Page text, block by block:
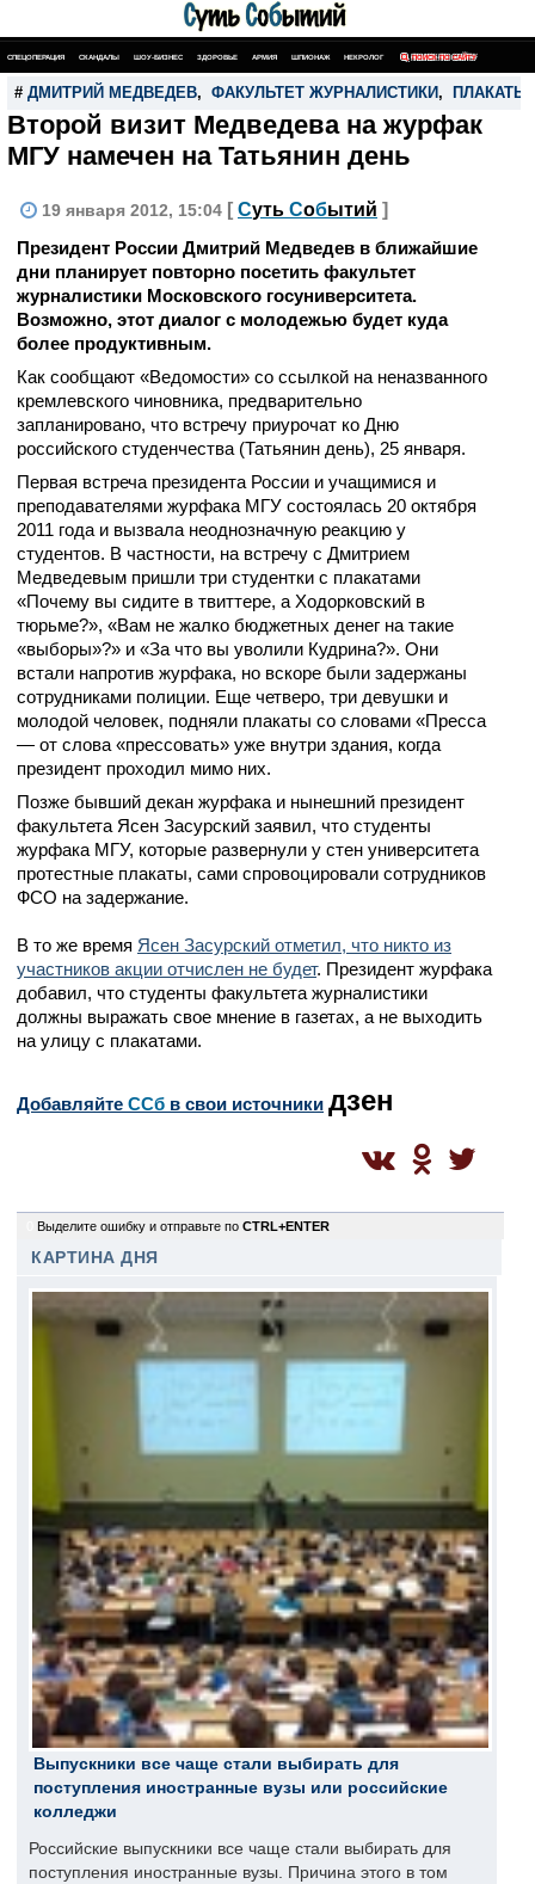
СПЕЦОПЕРАЦИЯ СКАНДАЛЫ ШОУ-БИЗНЕС ЗДОРОВЬЕ АРМИЯ ШПИОНАЖ НЕКРОЛОГ ПОИСК ПО САЙТУ
# ДМИТРИЙ МЕДВЕДЕВ, ФАКУЛЬТЕТ ЖУРНАЛИСТИКИ , ПЛАКАТЫ
Второй визит Медведева на журфак
МГУ намечен на Татьянин день
19 января 2012, 15:04 [ Суть Событий ]
Президент России Дмитрий Медведев в ближайшие
дни планирует повторно посетить факультет
журналистики Московского госуниверситета.
Возможно, этот диалог с молодежью будет куда
более продуктивным.
Как сообщают «Ведомости» со ссылкой на неназванного
кремлевского чиновника, предварительно
запланировано, что встречу приурочат ко Дню
российского студенчества (Татьянин день), 25 января.
Первая встреча президента России и учащимися и
преподавателями журфака МГУ состоялась 20 октября
2011 года и вызвала неоднозначную реакцию у
студентов. В частности, на встречу с Дмитрием
Медведевым пришли три студентки с плакатами
«Почему вы сидите в твиттере, а Ходорковский в
тюрьме?», «Вам не жалко бюджетных денег на такие
«выборы»?» и «За что вы уволили Кудрина?». Они
встали напротив журфака, но вскоре были задержаны
сотрудниками полиции. Еще четверо, три девушки и
молодой человек, подняли плакаты со словами «Пресса
— от слова «прессовать» уже внутри здания, когда
президент проходил мимо них.
Позже бывший декан журфака и нынешний президент
факультета Ясен Засурский заявил, что студенты
журфака МГУ, которые развернули у стен университета
протестные плакаты, сами спровоцировали сотрудников
ФСО на задержание.
В то же время Ясен Засурский отметил, что никто из
участников акции отчислен не будет. Президент журфака
добавил, что студенты факультета журналистики
должны выражать свое мнение в газетах, а не выходить
на улицу с плакатами.
Добавляйте CСб в свои источники дзен
Выделите ошибку и отправьте по CTRL+ENTER
КАРТИНА ДНЯ
Выпускники все чаще стали выбирать для
поступления иностранные вузы или российские
колледжи
Российские выпускники все чаще стали выбирать для
поступления иностранные вузы. Причина этого в том